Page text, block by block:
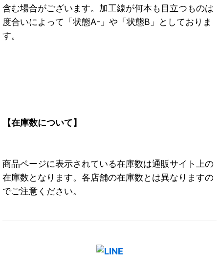
含む場合がございます。加工線が何本も目立つものは
度合いによって「状態A-」や「状態B」としておりま
す。
【在庫数について】
商品ページに表示されている在庫数は通販サイト上の
在庫数となります。各店舗の在庫数とは異なりますの
でご注意ください。